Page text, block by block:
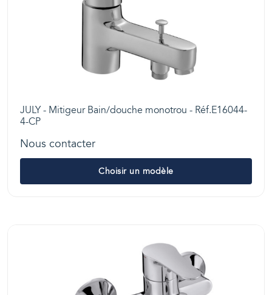
JULY - Mitigeur Bain/douche monotrou - Réf.E16044-
4-CP
Nous contacter
Choisir un modèle